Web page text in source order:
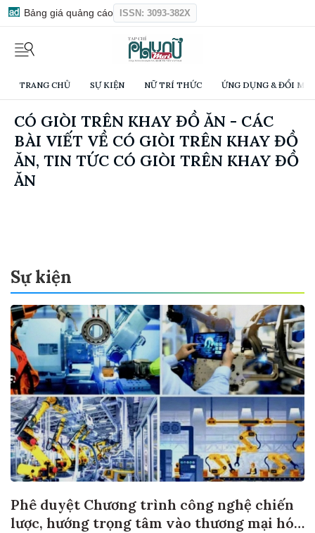
Bảng giá quảng cáo ISSN: 3093-382X
TRANG CHỦ SỰ KIỆN NỮ TRÍ THỨC ỨNG DỤNG & ĐỔI
CÓ GIÒI TRÊN KHAY ĐỒ ĂN - CÁC
BÀI VIẾT VỀ CÓ GIÒI TRÊN KHAY ĐỒ
ĂN, TIN TỨC CÓ GIÒI TRÊN KHAY ĐỒ
ĂN
Sự kiện
Phê duyệt Chương trình công nghệ chiến
lược, hướng trọng tâm vào thương mại hóa